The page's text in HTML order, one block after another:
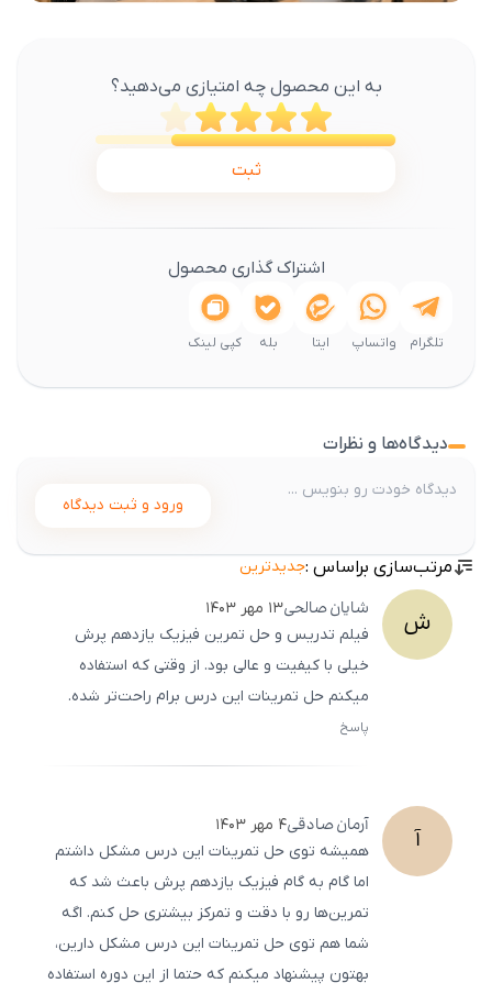
به این محصول چه امتیازی می‌دهید؟
ثبت
اشتراک گذاری محصول
تلگرام واتساپ ایتا بله کپی لینک
دیدگاه‌ها و نظرات
ورود و ثبت دیدگاه
مرتب‌سازی براساس :جدیدترین
ش شایانصالحی۱۳ مهر ۱۴۰۳
فیلم تدریس و حل تمرین فیزیک یازدهم پرش
خیلی با کیفیت و عالی بود. از وقتی که استفاده
میکنم حل تمرینات این درس برام راحت‌تر شده.
پاسخ
آ آرمانصادقی۴ مهر ۱۴۰۳
همیشه توی حل تمرینات این درس مشکل داشتم
اما گام به گام فیزیک یازدهم پرش باعث شد که
تمرین‌ها رو با دقت و تمرکز بیشتری حل کنم. اگه
شما هم توی حل تمرینات این درس مشکل دارین،
بهتون پیشنهاد میکنم که حتما از این دوره استفاده